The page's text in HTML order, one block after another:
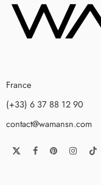
France
(+33) 6 37 88 12 90
contact@wamansn.com